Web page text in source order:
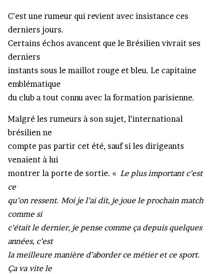
C’est une rumeur qui revient avec insistance ces
derniers jours.
Certains échos avancent que le Brésilien vivrait ses
derniers
instants sous le maillot rouge et bleu. Le capitaine
emblématique
du club a tout connu avec la formation parisienne.
Malgré les rumeurs à son sujet, l’international
brésilien ne
compte pas partir cet été, sauf si les dirigeants
venaient à lui
montrer la porte de sortie. « Le plus important c’est
ce
qu’on ressent. Moi je l’ai dit, je joue le prochain match
comme si
c’était le dernier, je pense comme ça depuis quelques
années, c’est
la meilleure manière d’aborder ce métier et ce sport.
Ça va vite le